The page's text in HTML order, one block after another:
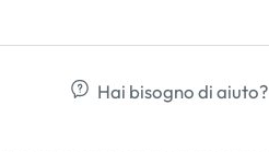
Hai bisogno di aiuto?